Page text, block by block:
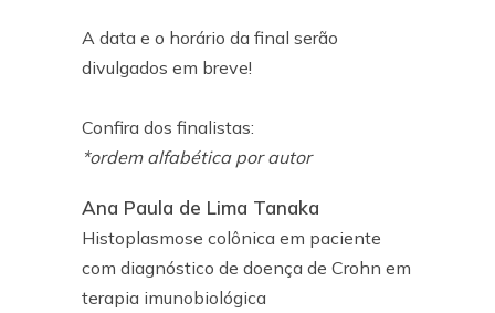
A data e o horário da final serão
divulgados em breve!
Confira dos finalistas:
*ordem alfabética por autor
Ana Paula de Lima Tanaka
Histoplasmose colônica em paciente
com diagnóstico de doença de Crohn em
terapia imunobiológica